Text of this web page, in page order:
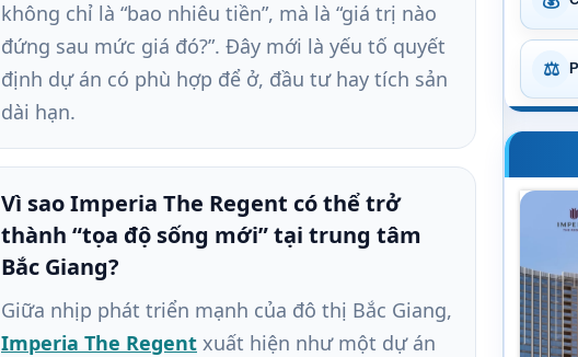
không chỉ là “bao nhiêu tiền”, mà là “giá trị nào
đứng sau mức giá đó?”. Đây mới là yếu tố quyết
định dự án có phù hợp để ở, đầu tư hay tích sản
dài hạn.
Vì sao Imperia The Regent có thể trở
thành “tọa độ sống mới” tại trung tâm
Bắc Giang?
Giữa nhịp phát triển mạnh của đô thị Bắc Giang,
Imperia The Regent xuất hiện như một dự án
⚖